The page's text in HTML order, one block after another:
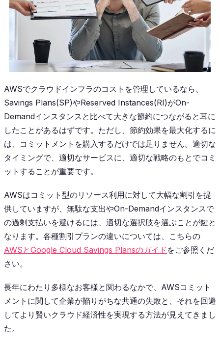
AWSでクラウドインフラのコストを管理しているなら、
Savings Plans(SP)やReserved Instances(RI)がOn-
Demandインスタンスと比べて大きな節約につながると耳に
したことがあるはずです。ただし、節約効果を最大化するに
は、コミットメントを購入するだけでは足りません。適切な
タイミングで、適切なサービスに、適切な戦略のもとでコミ
ットすることが重要です。
AWSはコミット型のリソース利用に対して大幅な割引を提
供していますが、無駄な支出やOn-Demandインスタンスで
の過剰支払いを避けるには、適切な選択肢を選ぶことが鍵と
なります。各種割引プランの違いについては、こちらの
AWSとGoogle Cloud Savings Plansのガイド をご参照くだ
さい。
長年にわたり多様なお客様と関わるなかで、AWSコミット
メントに関して企業が陥りがちな共通の失敗と、それを回避
してより賢いクラウド経済性を実現する方法が見えてきまし
た。